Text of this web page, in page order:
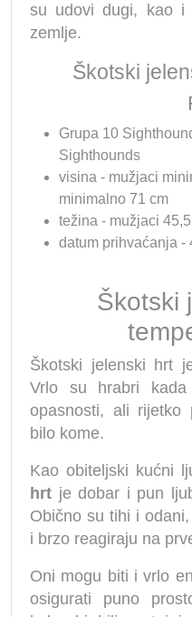
su udovi dugi, kao i
zemlje.
Škotski
Grupa 10
Sighthounds
visina - mužjaci
minimalno 71 cm
težina - mužjaci
datum prihvaćanja -
Škotski
Škotski jelenski hrt
Vrlo su hrabri
opasnosti, ali rijetko
bilo kome.
Kao obiteljski kućni
hrt je dobar i pun
Obično su tihi i
i brzo reagiraju na
Oni mogu biti i vrlo
osigurati puno